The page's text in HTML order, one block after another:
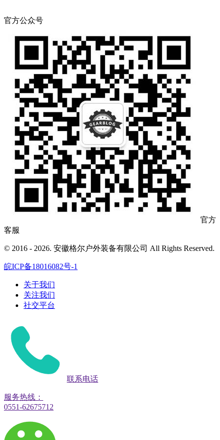
官方公众号
官方
客服
© 2016 - 2026. 安徽格尔户外装备有限公司 All Rights Reserved.
皖ICP备18016082号-1
关于我们
关注我们
社交平台
联系电话
服务热线：
0551-62675712